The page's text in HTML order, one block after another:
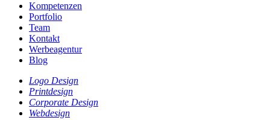
Kompetenzen
Portfolio
Team
Kontakt
Werbeagentur
Blog
Logo Design
Printdesign
Corporate Design
Webdesign